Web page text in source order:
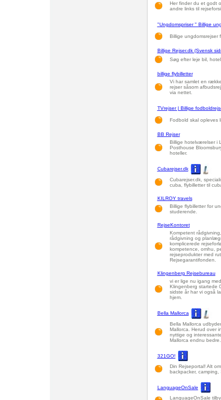
Her finder du et godt
andre links til
"Ungdomspriser " Billige
Billige ungdomsrejser
Billige Rejser.dk (Svensk
Søg efter leje bil,
billige flybilletter
Vi har samlet en
rejser såsom
via nettet.
TVrejser | Billige
Fodbold skal opleves
BB Rejser
Billige hotelværelser i
Posthouse
hoteller.
Cubarejser.dk
Cubarejser.dk,
cuba, flybilletter til
KILROY travels
Billige flybilletter for
studerende.
RejseKontoret
Kompetent
rådgivning og
komplicerede
kompetence, omhu,
rejseprodukter med
Rejsegarantifonden.
Klingenberg Rejsebureau
vi er lige nu igang
Klingenberg startede
sidste år har vi også
hjem.
Bella Mallorca
Bella Mallorca
Mallorca. Herud over
nyttige og
Mallorca endnu bedre.
321GO!
Din Rejseportal! Alt
backpacker,
LanguageOnSale
LanguageOnSale